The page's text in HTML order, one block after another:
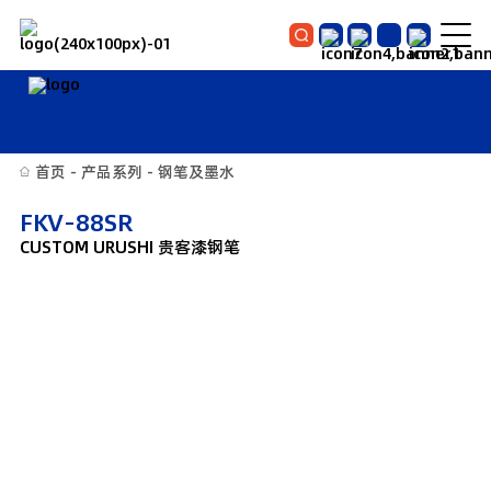
首页 - 产品系列 - 钢笔及墨水
FKV-88SR
CUSTOM URUSHI 贵客漆钢笔